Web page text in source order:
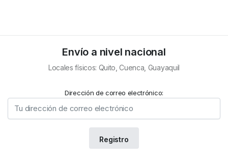
Envío a nivel nacional
Locales físicos: Quito, Cuenca, Guayaquil
Dirección de correo electrónico: